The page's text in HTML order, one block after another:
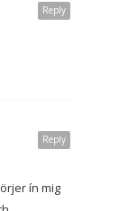
Reply
Reply
ín mig